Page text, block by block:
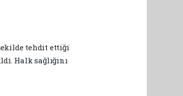
tehdit ettiği
Halk sağlığını